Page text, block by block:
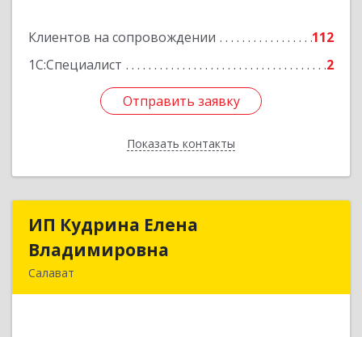
Клиентов на сопровождении
112
1С:Специалист
2
Отправить заявку
Показать контакты
Отправить заявку
Назад
ИП Кудрина Елена
Владимировна
Салават
ИП Кудрина Елена